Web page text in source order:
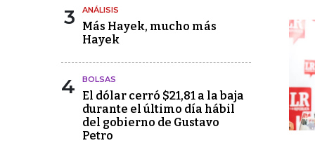
3 ANÁLISIS
Más Hayek, mucho más
Hayek
4 BOLSAS
El dólar cerró $21,81 a la baja
durante el último día hábil
del gobierno de Gustavo
Petro